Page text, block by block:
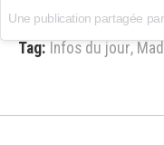
Une publication partagée par
Tag: Infos du jour,